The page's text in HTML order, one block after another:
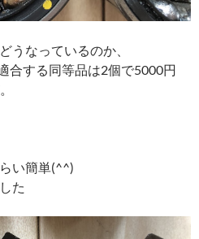
うなっているのか、
合する同等品は2個で5000円
い簡単(^^)
た